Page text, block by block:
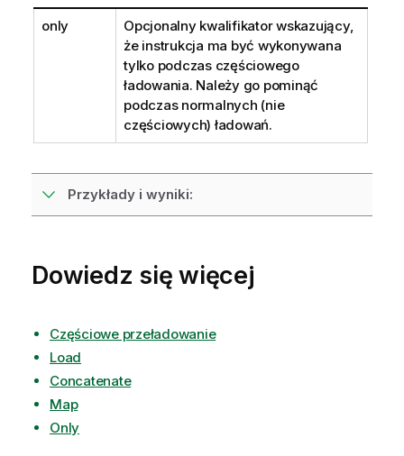
only
Opcjonalny kwalifikator wskazujący,
że instrukcja ma być wykonywana
tylko podczas częściowego
ładowania. Należy go pominąć
podczas normalnych (nie
częściowych) ładowań.
Przykłady i wyniki:
Dowiedz się więcej
Częściowe przeładowanie
Load
Concatenate
Map
Only